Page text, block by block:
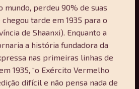
mundo, perdeu 90% de suas
tarde em 1935 para o
de Shaanxi). Enquanto a
a história fundadora da
nas primeiras linhas de
1935, “o Exército Vermelho
difícil e não pensa nada de